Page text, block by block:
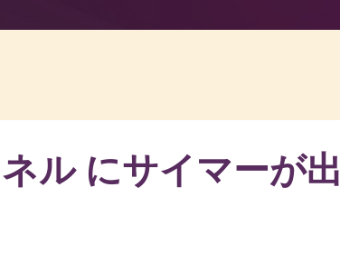
ル にサイマーが出